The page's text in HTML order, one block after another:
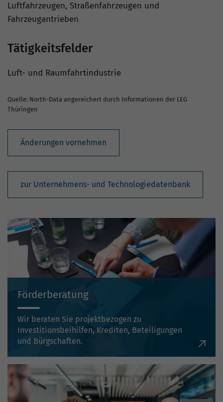
Luftfahrzeugen, Straßenfahrzeugen und
Fahrzeugantrieben
Tätigkeitsfelder
Luft- und Raumfahrtindustrie
Quelle: North-Data angereichert durch Informationen der LEG
Thüringen
Änderungen vornehmen
zur Unternehmens- und Technologiedatenbank
Förderberatung
Wir beraten Sie projektbezogen zu
Investitionsbeihilfen, Krediten, Beteiligungen
und Bürgschaften.